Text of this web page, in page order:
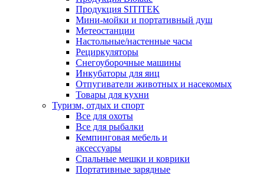
Продукция SITITEK
Мини-мойки и портативный душ
Метеостанции
Настольные/настенные часы
Рециркуляторы
Снегоуборочные машины
Инкубаторы для яиц
Отпугиватели животных и насекомых
Товары для кухни
Туризм, отдых и спорт
Все для охоты
Все для рыбалки
Кемпинговая мебель и
аксессуары
Спальные мешки и коврики
Портативные зарядные